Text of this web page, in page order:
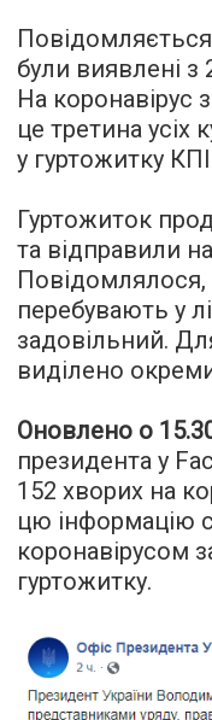
були виявлені з
На коронавірус
це третина усіх
у гуртожитку
Гуртожиток
та відправили
Повідомлялося,
перебувають у
задовільний.
виділено
Оновлено о
президента у
152 хворих на
цю інформацію
коронавірусом
гуртожитку.